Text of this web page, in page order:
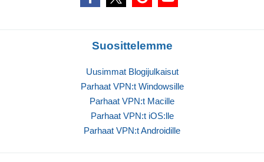
Suosittelemme
Uusimmat Blogijulkaisut
Parhaat VPN:t Windowsille
Parhaat VPN:t Macille
Parhaat VPN:t iOS:lle
Parhaat VPN:t Androidille